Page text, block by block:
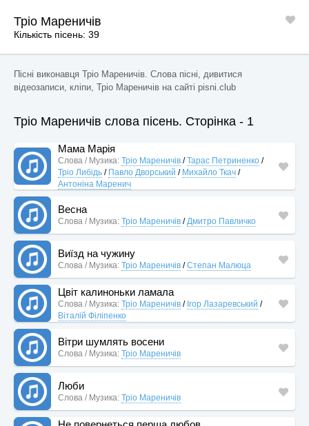
Тріо Мареничів
Кількість пісень: 39
Пісні виконавця Тріо Мареничів. Слова пісні, дивитися
відеозаписи, кліпи, Тріо Мареничів на сайті pisni.club
Тріо Мареничів слова пісень. Сторінка - 1
Мама Марія
Слова / Музика: Тріо Мареничів /Тарас Петриненко /
Тріо Либідь / Павло Дворський / Михайло Ткач /
Антоніна Маренич
Весна
Слова / Музика: Тріо Мареничів /Дмитро Павличко
Виїзд на чужину
Слова / Музика: Тріо Мареничів /Степан Малюца
Цвіт калиноньки ламала
Слова / Музика: Тріо Мареничів / Ігор Лазаревський /
Віталій Філіпенко
Вітри шумлять восени
Слова / Музика: Тріо Мареничів
Люби
Слова / Музика: Тріо Мареничів